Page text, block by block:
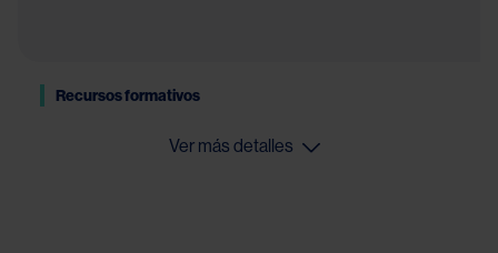
Recursos formativos
Ver más detalles